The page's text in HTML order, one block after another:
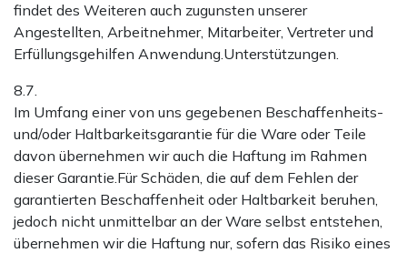
findet des Weiteren auch zugunsten unserer
Angestellten, Arbeitnehmer, Mitarbeiter, Vertreter und
Erfüllungsgehilfen Anwendung.Unterstützungen.
8.7.
Im Umfang einer von uns gegebenen Beschaffenheits-
und/oder Haltbarkeitsgarantie für die Ware oder Teile
davon übernehmen wir auch die Haftung im Rahmen
dieser Garantie.Für Schäden, die auf dem Fehlen der
garantierten Beschaffenheit oder Haltbarkeit beruhen,
jedoch nicht unmittelbar an der Ware selbst entstehen,
übernehmen wir die Haftung nur, sofern das Risiko eines